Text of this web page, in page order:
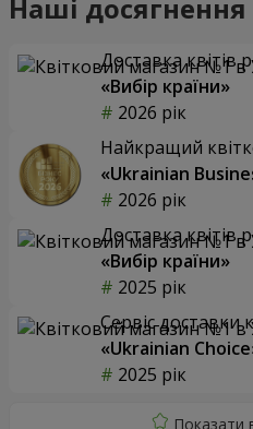
Наші досягнення
Доставка квітів
«Вибір країни»
2026 рік
Найкращий
«Ukrainian
2026 рік
Доставка квітів
«Вибір країни»
2025 рік
Сервіс доставки
«Ukrainian
2025 рік